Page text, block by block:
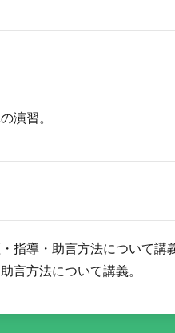
演習。
指導・助言方法について講
言方法について講義。